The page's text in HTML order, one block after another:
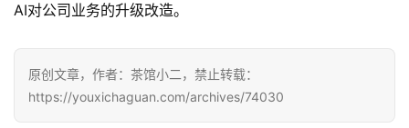
7
月
AI对公司业务的升级改造。
原创文章，作者：茶馆小二，禁止转载：
https://youxichaguan.com/archives/74030